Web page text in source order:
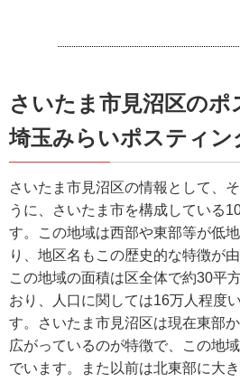
さいたま市見沼区のポ
埼玉みらいポスティン
さいたま市見沼区の情報として、
うに、さいたま市を構成している
す。この地域は西部や東部等が低
り、地区名もこの歴史的な特徴が
この地域の面積は区全体で約30平
おり、人口に関しては16万人程度
す。さいたま市見沼区は現在東部
広がっているのが特徴で、この地
でいます。また以前は北東部に大